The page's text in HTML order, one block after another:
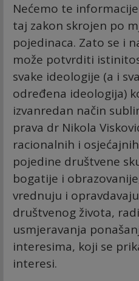
Nećemo te
taj zakon skrojen po
pojedinaca. Zato se i
može potvrditi
svake ideologije (a i
određena ideologija)
izvanredan način
prava dr Nikola
racionalnih i
pojedine društvene
bogatije i
vrednuju i
društvenog života,
usmjeravanja
interesima, koji se
interesi.